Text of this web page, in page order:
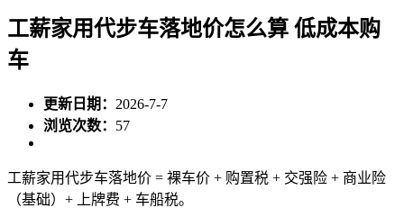
工薪家用代步车落地价怎么算 低成本购
车
更新日期： 2026-7-7
浏览次数： 57
工薪家用代步车落地价 = 裸车价 + 购置税 + 交强险 + 商业险
（基础）+ 上牌费 + 车船税。